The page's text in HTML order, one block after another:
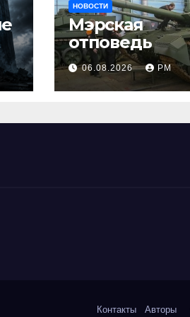
НОВОСТИ
Мэрская
отповедь
06.08.2026 РМ
Контакты Авторы